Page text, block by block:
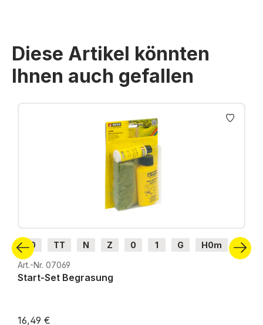
Diese Artikel könnten
Ihnen auch gefallen
Produktgalerie überspringen
H0 TT N Z 0 1 G
H0m
H0e
Art.-Nr. 07069
Start-Set Begrasung
16,49 €